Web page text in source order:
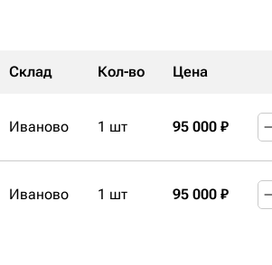
Склад Кол-во Цена
Иваново 1 шт 95 000 ₽
Иваново 1 шт 95 000 ₽